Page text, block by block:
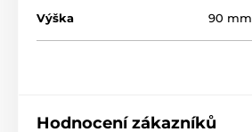
Výška 90 mm
Hodnocení zákazníků